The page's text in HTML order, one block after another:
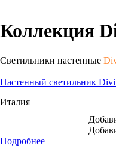
Коллекция
Светильники настенные
Настенный светильник
Италия
Подробнее